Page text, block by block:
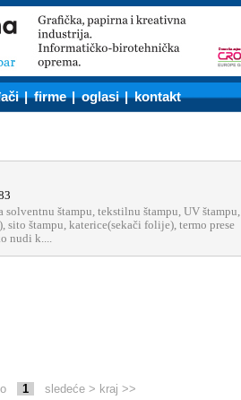
|firme |oglasi |kontakt
štampu, tekstilnu štampu, UV štampu,
sito štampu, katerice(sekači folije), termo prese
nudi k....
1 sledeće > kraj >>